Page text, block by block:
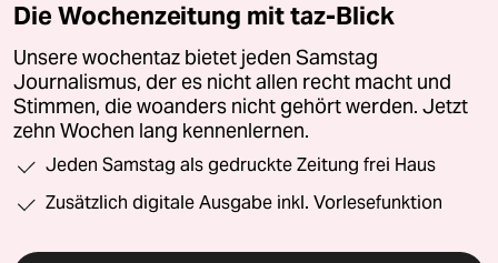
Die Wochenzeitung mit taz-Blick
Unsere wochentaz bietet jeden Samstag
Journalismus, der es nicht allen recht macht und
Stimmen, die woanders nicht gehört werden. Jetzt
zehn Wochen lang kennenlernen.
Jeden Samstag als gedruckte Zeitung frei Haus
Zusätzlich digitale Ausgabe inkl. Vorlesefunktion